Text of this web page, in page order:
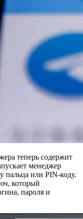
теперь содержит
менеджер
пальца или PIN-коду.
который
пароля и